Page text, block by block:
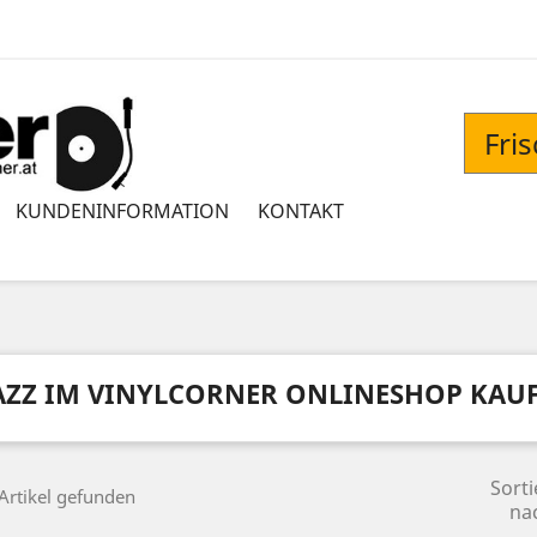
KUNDENINFORMATION KONTAKT
IM VINYLCORNER ONLINESHOP
gefunden